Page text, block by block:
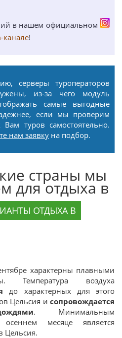
в нашем официальном
канале!
серверы туроператоров
из-за чего модуль
самые выгодные
если мы проверим
туров самостоятельно.
нам заявку на подбор.
страны мы
для отдыха в
ОТДЫХА В
характерны плавными
Температура воздуха
до характерных для этого
Цельсия и сопровождается
. Минимальным
месяце является
Цельсия.